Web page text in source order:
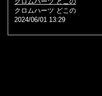
クロムハーツ どこの
2024/06/01 13:29